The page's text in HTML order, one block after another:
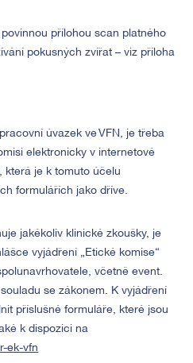
přílohou scan platného
pokusných zvířat – viz příloha
úvazek ve VFN, je třeba
elektronicky v internetové
která je k tomuto účelu
formulářích jako dříve.
jakékoliv klinické zkoušky, je
vyjádření „Etické komise“
včetně event.
se zákonem. K vyjádření
příslušné formuláře, které jsou
k dispozici na
ek-vfn